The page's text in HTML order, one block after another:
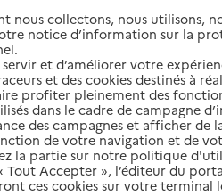
qui prendra les
capacités physiques ou
?
ma voiture au
peut-il m’interdire de
nous collectons, nous utilisons,
notice d’information sur la
et d’améliorer votre
et des cookies destinés à
profiter pleinement des
dans le cadre de campagne
des campagnes et afficher de
de votre navigation et de
la partie sur notre politique
Tout Accepter », l’éditeur du
ces cookies sur votre terminal